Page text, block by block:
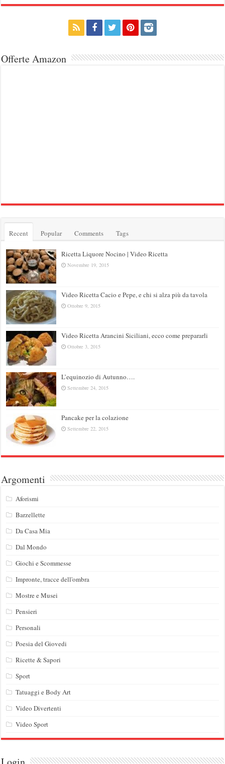
Offerte Amazon
Recent Popular Comments Tags
Ricetta Liquore Nocino | Video Ricetta
Novembre 19, 2015
Video Ricetta Cacio e Pepe, e chi si alza più da tavola
Ottobre 9, 2015
Video Ricetta Arancini Siciliani, ecco come prepararli
Ottobre 3, 2015
L’equinozio di Autunno….
Settembre 24, 2015
Pancake per la colazione
Settembre 22, 2015
Argomenti
Aforismi
Barzellette
Da Casa Mia
Dal Mondo
Giochi e Scommesse
Impronte, tracce dell'ombra
Mostre e Musei
Pensieri
Personali
Poesia del Giovedi
Ricette & Sapori
Sport
Tatuaggi e Body Art
Video Divertenti
Video Sport